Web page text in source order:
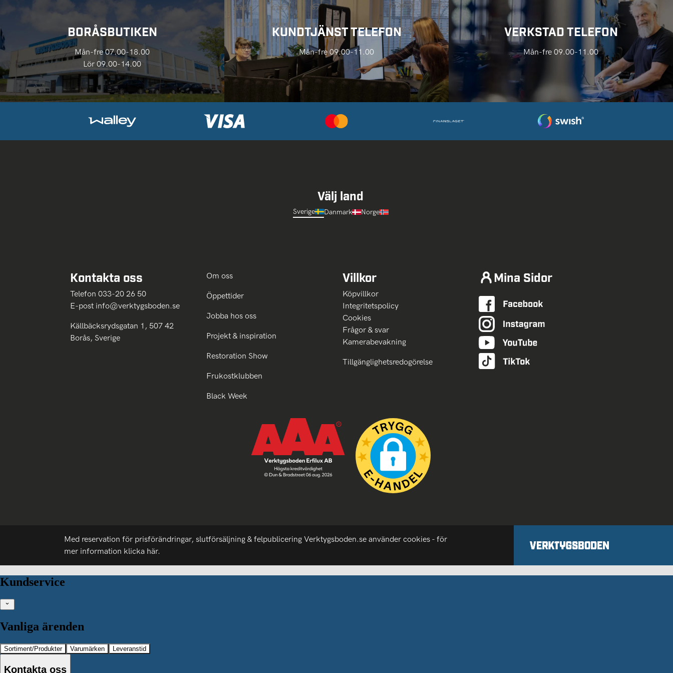
BORÅSBUTIKEN
Mån-fre 07.00-18.00
Lör 09.00-14.00
KUNDTJÄNST TELEFON
Mån-fre 09.00-11.00
VERKSTAD TELEFON
Mån-fre 09.00-11.00
Välj land
Sverige Danmark Norge
Kontakta oss
Telefon 033-20 26 50
E-post info@verktygsboden.se
Källbäcksrydsgatan 1, 507 42
Borås, Sverige
Om oss
Öppettider
Jobba hos oss
Projekt & inspiration
Restoration Show
Frukostklubben
Black Week
Villkor
Köpvillkor
Integritetspolicy
Cookies
Frågor & svar
Kamerabevakning
Tillgänglighetsredogörelse
Mina Sidor
Med reservation för prisförändringar, slutförsäljning & felpublicering Verktygsboden.se använder cookies - för
mer information klicka här.